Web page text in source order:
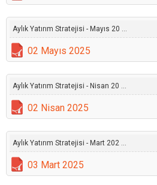
Aylık Yatırım Stratejisi - Mayıs 20 ...
02 Mayıs 2025
Aylık Yatırım Stratejisi - Nisan 20 ...
02 Nisan 2025
Aylık Yatırım Stratejisi - Mart 202 ...
03 Mart 2025